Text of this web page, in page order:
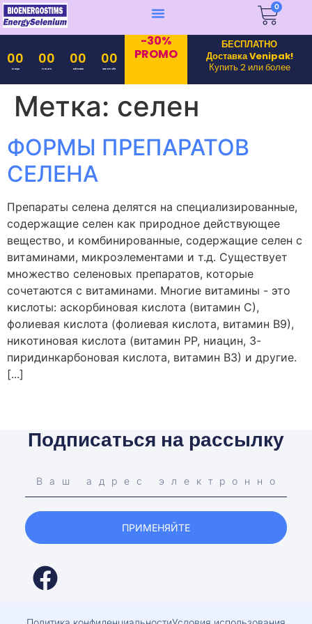
0
00
Days
00
Hours
00
Minutes
00
Seconds
-30%
PROMO
БЕСПЛАТНО
Доставка Venipak!
Купить 2 или более
Метка: селен
ФОРМЫ ПРЕПАРАТОВ
СЕЛЕНА
Препараты селена делятся на специализированные,
содержащие селен как природное действующее
вещество, и комбинированные, содержащие селен с
витаминами, микроэлементами и т.д. Существует
множество селеновых препаратов, которые
сочетаются с витаминами. Многие витамины - это
кислоты: аскорбиновая кислота (витамин С),
фолиевая кислота (фолиевая кислота, витамин В9),
никотиновая кислота (витамин РР, ниацин, 3-
пиридинкарбоновая кислота, витамин В3) и другие.
[...]
Подписаться на рассылку
ПРИМЕНЯЙТЕ